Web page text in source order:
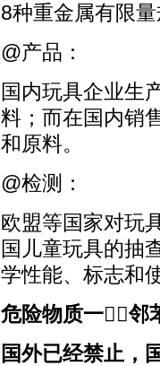
8种重金属有限
@产品：
国内玩具企业生
料；而在国内销
和原料。
@检测：
欧盟等国家对玩
国儿童玩具的抽
学性能、标志和
危险物质一邻
国外已经禁止，